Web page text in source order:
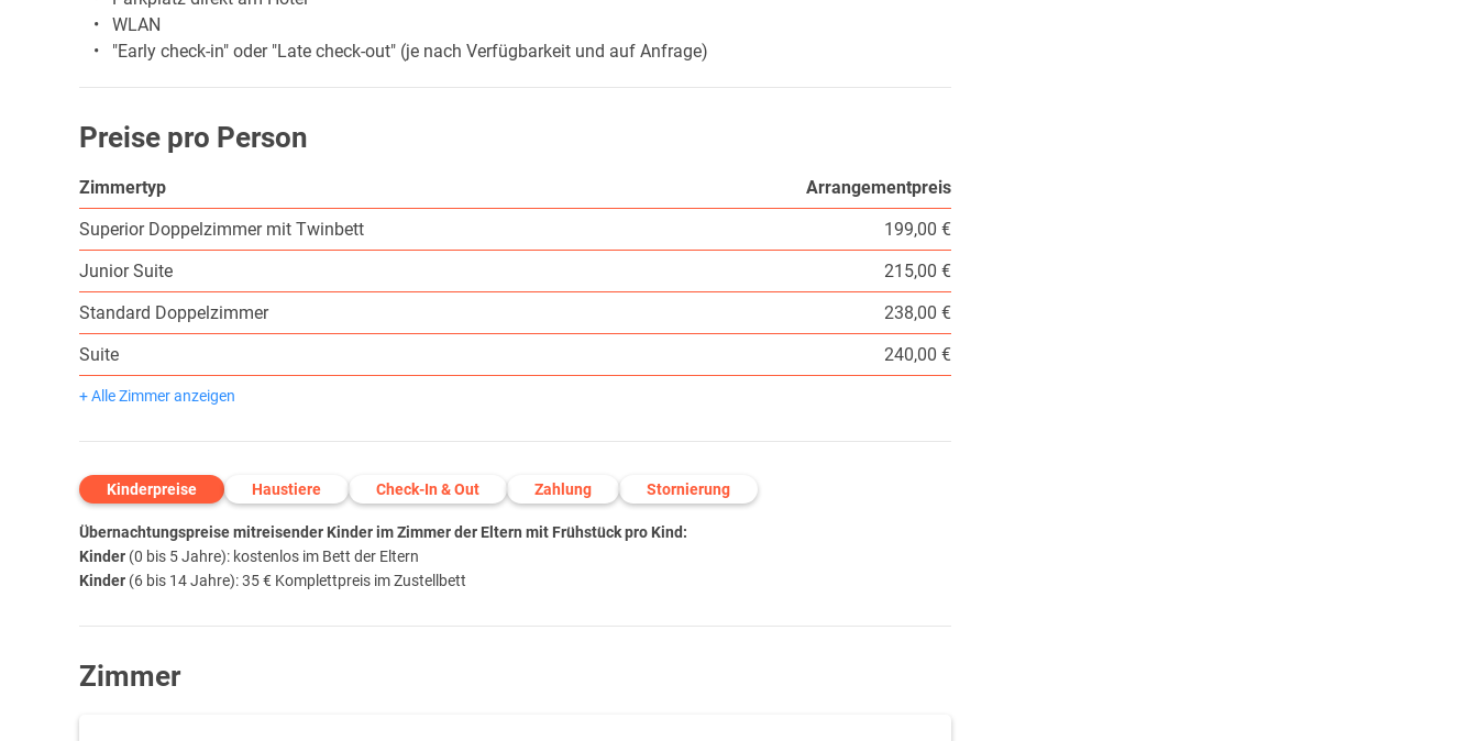
WLAN
"Early check-in" oder "Late check-out" (je nach Verfügbarkeit und auf Anfrage)
Preise pro Person
Zimmertyp
Arrangementpreis
Superior Doppelzimmer mit Twinbett
199,00 €
Junior Suite
215,00 €
Standard Doppelzimmer
238,00 €
Suite
240,00 €
+ Alle Zimmer anzeigen
Kinderpreise Haustiere Check-In & Out Zahlung Stornierung
Übernachtungspreise mitreisender Kinder im Zimmer der Eltern mit Frühstück pro Kind:
Kinder (0 bis 5 Jahre): kostenlos im Bett der Eltern
Kinder (6 bis 14 Jahre): 35 € Komplettpreis im Zustellbett
Zimmer